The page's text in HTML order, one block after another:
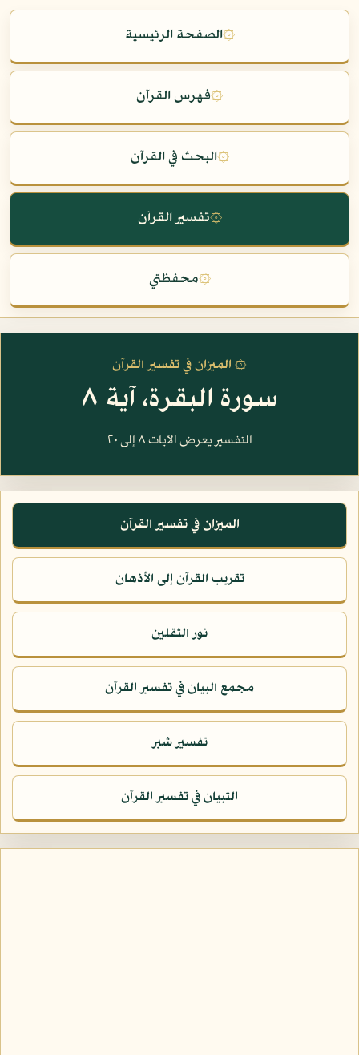
۞الصفحة الرئيسية
۞فهرس القرآن
۞البحث في القرآن
۞تفسير القرآن
۞محفظتي
۞ الميزان في تفسير القرآن
سورة البقرة، آية ٨
التفسير يعرض الآيات ٨ إلى ٢٠
الميزان في تفسير القرآن
تقريب القرآن إلى الأذهان
نور الثقلين
مجمع البيان في تفسير القرآن
تفسير شبر
التبيان في تفسير القرآن